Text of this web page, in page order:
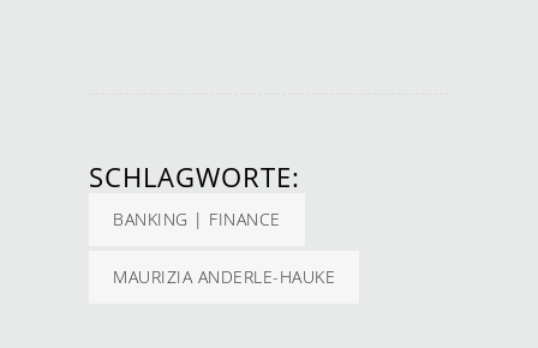
SCHLAGWORTE:
BANKING | FINANCE
MAURIZIA ANDERLE-HAUKE